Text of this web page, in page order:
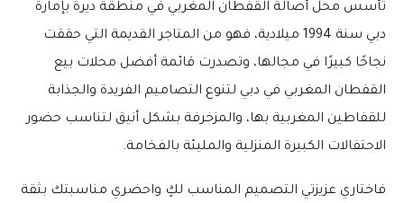
تأسس محل أصالة القفطان المغربي في منطقة ديرة بإمارة
دبي سنة 1994 ميلادية، فهو من المتاجر القديمة التي حققت
نجاحًا كبيرًا في مجالها، وتصدرت قائمة أفضل محلات بيع
القفطان المغربي في دبي لتنوع التصاميم الفريدة والجذابة
للقفاطين المغربية بها، والمزخرفة بشكل أنيق لتناسب حضور
الاحتفالات الكبيرة المنزلية والمليئة بالفخامة.
فاختاري عزيزتي التصميم المناسب لكٍ واحضري مناسبتك بثقة